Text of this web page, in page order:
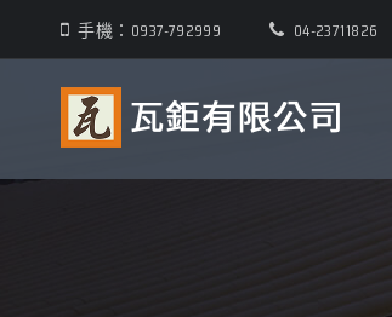
手機：0937-792999 04-23711826